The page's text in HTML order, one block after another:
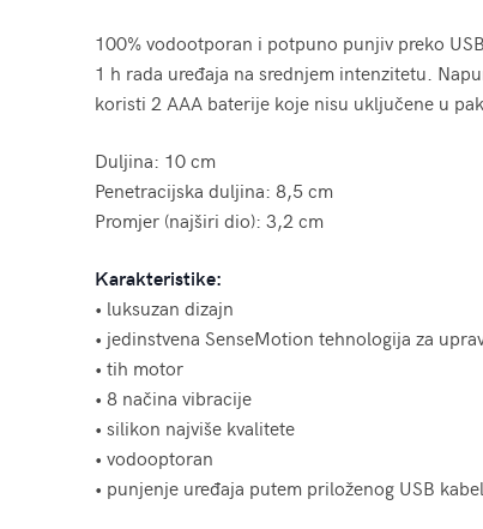
100% vodootporan i potpuno punjiv preko
1 h rada uređaja na srednjem intenzitetu.
koristi 2 AAA baterije koje nisu uključene u
Duljina: 10 cm
Penetracijska duljina: 8,5 cm
Promjer (najširi dio): 3,2 cm
Karakteristike:
• luksuzan dizajn
• jedinstvena SenseMotion tehnologija za
• tih motor
• 8 načina vibracije
• silikon najviše kvalitete
• vodooptoran
• punjenje uređaja putem priloženog USB